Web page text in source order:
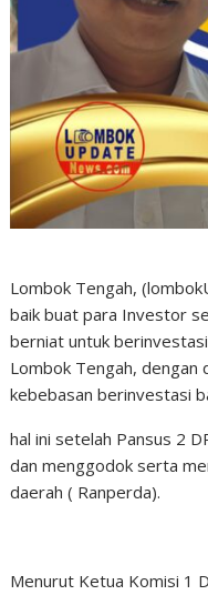
Lombok Tengah,
baik buat para Investor
berniat untuk
Lombok Tengah, dengan
kebebasan berinvestasi
hal ini setelah Pansus 2
dan menggodok serta
daerah ( Ranperda).
Menurut Ketua Komisi 1